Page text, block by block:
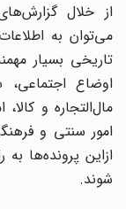
از خلال گزارش‌های
می‌توان به
تاریخی بسیار
اوضاع اجتماعی،
مال‌التجاره و
امور سنتی و
از‌این پرونده‌ها
شوند.